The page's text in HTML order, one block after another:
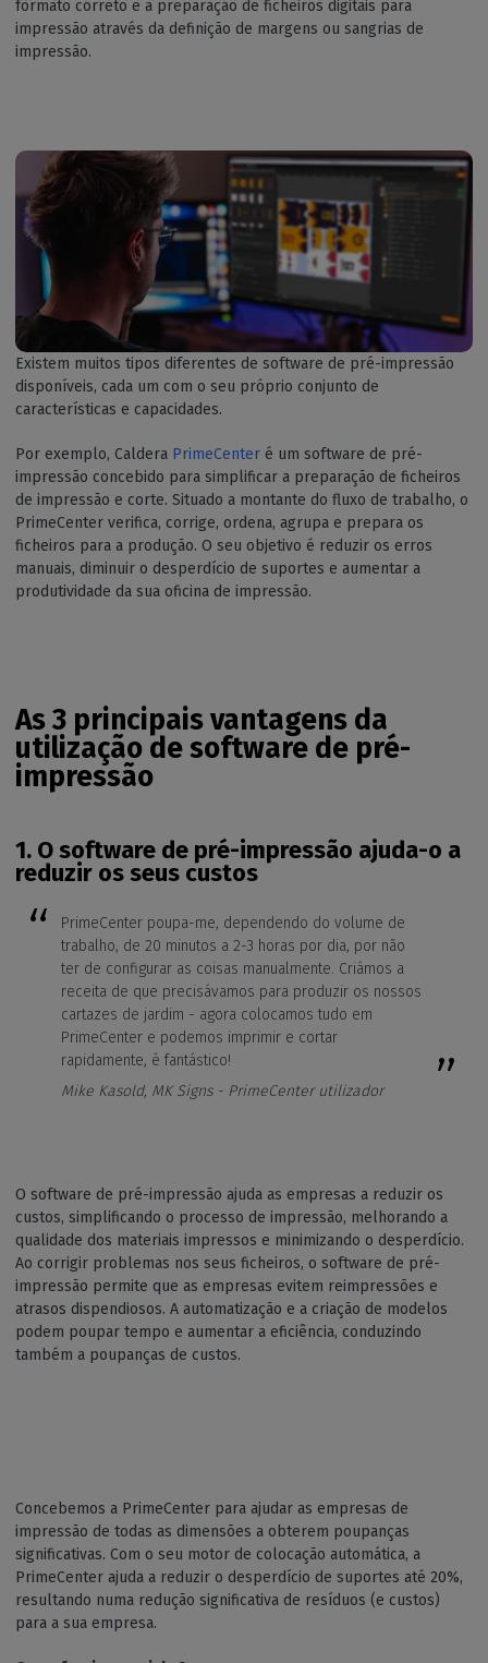
formato correto e a preparação de ficheiros digitais para
impressão através da definição de margens ou sangrias de
impressão.
Existem muitos tipos diferentes de software de pré-impressão
disponíveis, cada um com o seu próprio conjunto de
características e capacidades.
Por exemplo, Caldera PrimeCenter é um software de pré-
impressão concebido para simplificar a preparação de ficheiros
de impressão e corte. Situado a montante do fluxo de trabalho, o
PrimeCenter verifica, corrige, ordena, agrupa e prepara os
ficheiros para a produção. O seu objetivo é reduzir os erros
manuais, diminuir o desperdício de suportes e aumentar a
produtividade da sua oficina de impressão.
As 3 principais vantagens da
utilização de software de pré-
impressão
1. O software de pré-impressão ajuda-o a
reduzir os seus custos
PrimeCenter poupa-me, dependendo do volume de
trabalho, de 20 minutos a 2-3 horas por dia, por não
ter de configurar as coisas manualmente. Criámos a
receita de que precisávamos para produzir os nossos
cartazes de jardim - agora colocamos tudo em
PrimeCenter e podemos imprimir e cortar
rapidamente, é fantástico!
Mike Kasold, MK Signs - PrimeCenter utilizador
O software de pré-impressão ajuda as empresas a reduzir os
custos, simplificando o processo de impressão, melhorando a
qualidade dos materiais impressos e minimizando o desperdício.
Ao corrigir problemas nos seus ficheiros, o software de pré-
impressão permite que as empresas evitem reimpressões e
atrasos dispendiosos. A automatização e a criação de modelos
podem poupar tempo e aumentar a eficiência, conduzindo
também a poupanças de custos.
Concebemos a PrimeCenter para ajudar as empresas de
impressão de todas as dimensões a obterem poupanças
significativas. Com o seu motor de colocação automática, a
PrimeCenter ajuda a reduzir o desperdício de suportes até 20%,
resultando numa redução significativa de resíduos (e custos)
para a sua empresa.